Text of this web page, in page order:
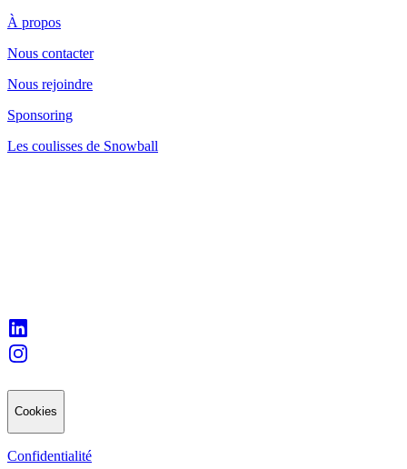
À propos
Nous contacter
Nous rejoindre
Sponsoring
Les coulisses de Snowball
Cookies
Confidentialité